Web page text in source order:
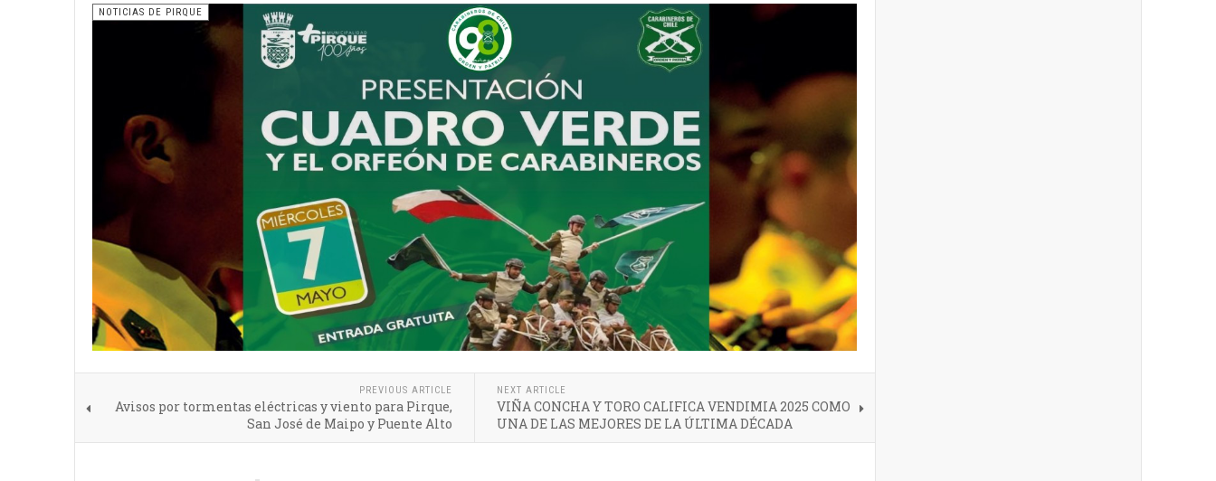
NOTICIAS DE PIRQUE
PREVIOUS ARTICLE
Avisos por tormentas eléctricas y viento para Pirque,
San José de Maipo y Puente Alto
NEXT ARTICLE
VIÑA CONCHA Y TORO CALIFICA VENDIMIA 2025 COMO
UNA DE LAS MEJORES DE LA ÚLTIMA DÉCADA